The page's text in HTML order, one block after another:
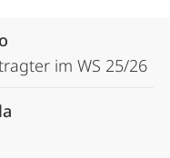
im WS 25/26